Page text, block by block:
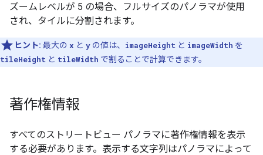
ズームレベルが 5 の場合、フルサイズのパノラマが使用
され、タイルに分割されます。
ヒント: 最大の x と y の値は、 imageHeight と imageWidth を
tileHeight と tileWidth で割ることで計算できます。
著作権情報
すべてのストリートビュー パノラマに著作権情報を表示
する必要があります。表示する文字列はパノラマによって